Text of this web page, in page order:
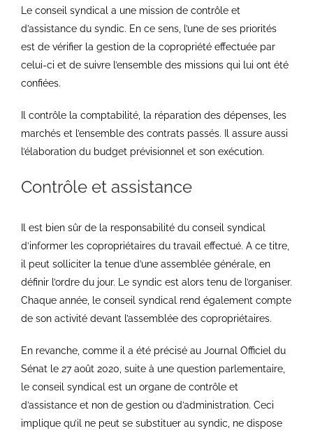
Le conseil syndical a une mission de contrôle et
d’assistance du syndic. En ce sens, l’une de ses priorités
est de vérifier la gestion de la copropriété effectuée par
celui-ci et de suivre l’ensemble des missions qui lui ont été
confiées.
Il contrôle la comptabilité, la réparation des dépenses, les
marchés et l’ensemble des contrats passés. Il assure aussi
l’élaboration du budget prévisionnel et son exécution.
Contrôle et assistance
Il est bien sûr de la responsabilité du conseil syndical
d’informer les copropriétaires du travail effectué. A ce titre,
il peut solliciter la tenue d’une assemblée générale, en
définir l’ordre du jour. Le syndic est alors tenu de l’organiser.
Chaque année, le conseil syndical rend également compte
de son activité devant l’assemblée des copropriétaires.
En revanche, comme il a été précisé au Journal Officiel du
Sénat le 27 août 2020, suite à une question parlementaire,
le conseil syndical est un organe de contrôle et
d’assistance et non de gestion ou d’administration. Ceci
implique qu’il ne peut se substituer au syndic, ne dispose